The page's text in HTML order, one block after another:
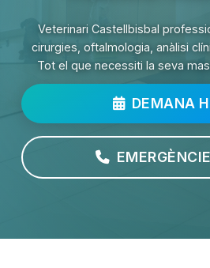
Veterinari Castellbisbal
cirurgies, oftalmologia, anàlisi
Tot el que necessiti la seva
DEMANA